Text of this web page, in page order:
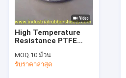
ยางกันกระแทก
แผ่นพลาสติกสี
High Temperature
Resistance PTFE
Excellent Chemical
Resistance and
MOQ:10 ม้วน
รับราคาล่าสุด